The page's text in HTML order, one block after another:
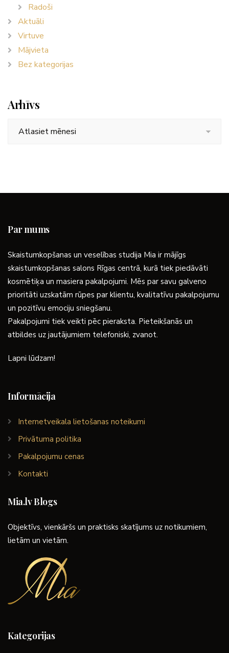
Radoši
Aktuāli
Virtuve
Mājvieta
Bez kategorijas
Arhīvs
Par mums
Skaistumkopšanas un veselības studija Mia ir mājīgs
skaistumkopšanas salons Rīgas centrā, kurā tiek piedāvāti
kosmētiķa un masiera pakalpojumi. Mēs par savu galveno
prioritāti uzskatām rūpes par klientu, kvalitatīvu pakalpojumu
un pozitīvu emociju sniegšanu.
Pakalpojumi tiek veikti pēc pieraksta. Pieteikšanās un
atbildes uz jautājumiem telefoniski, zvanot.
Lapni lūdzam!
Informācija
Internetveikala lietošanas noteikumi
Privātuma politika
Pakalpojumu cenas
Kontakti
Mia.lv Blogs
Objektīvs, vienkāršs un praktisks skatījums uz notikumiem,
lietām un vietām.
Kategorijas